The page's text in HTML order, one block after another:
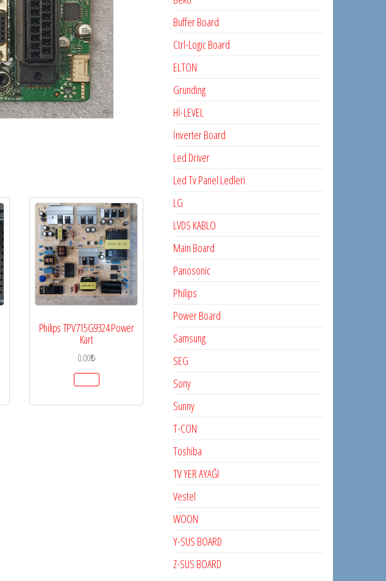
Philips TPV715G9324 Power
Kart
0,00₺
Buffer Board
Ctrl-Logıc Board
ELTON
Grunding
Hİ-LEVEL
İnverter Board
Led Driver
Led Tv Panel Ledleri
LG
LVDS KABLO
Main Board
Panosonic
Philips
Power Board
Samsung
SEG
Sony
Sunny
T-CON
Toshiba
TV YER AYAĞI
Vestel
WOON
Y-SUS BOARD
Z-SUS BOARD